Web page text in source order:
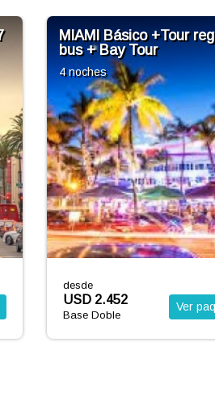
PALM BEACH Básico +
7 noches
desde
USD 2.625
Base Doble
Ver